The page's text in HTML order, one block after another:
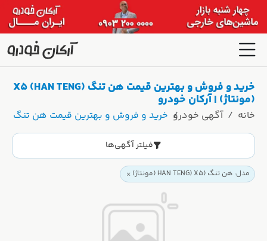
خرید و فروش و بهترین قیمت هن تنگ (HAN TENG) X5
(مونتاژ) | آرکان خودرو
خانه آگهی خودرو خرید و فروش و بهترین قیمت هن تنگ (HAN TENG) X5 (مونتاژ) | آرکان خودرو
فیلتر آگهی‌ها
مدل: هن تنگ (HAN TENG) X5 (مونتاژ)